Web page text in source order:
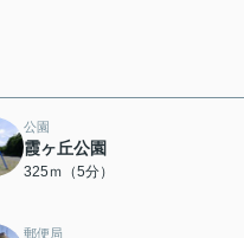
公園
霞ヶ丘公園
325ｍ（5分）
郵便局